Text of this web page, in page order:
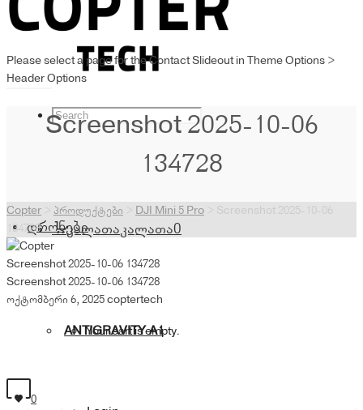
კალათაკალათა0
Your cart is empty.
დრონები
ANTIGRAVITY A1
Please select a page for the Contact Slideout in Theme Options >
Header Options
Screenshot 2025-10-06
134728
Copter პროდუქტები DJI Mini 5 Pro
Screenshot 2025-10-06
134728
Screenshot 2025-10-06 134728
Screenshot 2025-10-06 134728
ოქტომბერი 6, 2025coptertech
0